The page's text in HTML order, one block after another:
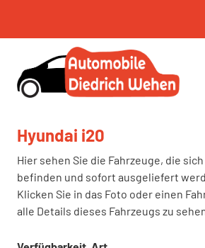
Hyundai i20
Hier sehen Sie die Fahrzeuge, die
befinden und sofort ausgeliefert
Klicken Sie in das Foto oder einen
alle Details dieses Fahrzeugs zu